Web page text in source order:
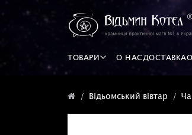
ТОВАРИ О НАСДОСТАВКА
Відьомський вівтар